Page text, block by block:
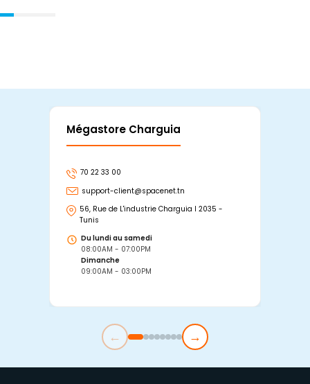
Mégastore Charguia
70 22 33 00
support-client@spacenet.tn
56, Rue de L'industrie Charguia I 2035 -
Tunis
Du lundi au samedi
08:00AM - 07:00PM
Dimanche
09:00AM - 03:00PM
← →